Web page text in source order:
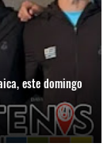
este domingo